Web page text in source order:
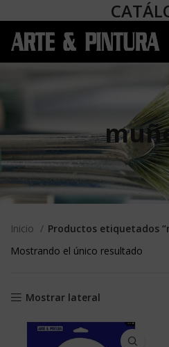
Inicio
Productos etiquetados
Mostrando el único resultado
Mostrar lateral